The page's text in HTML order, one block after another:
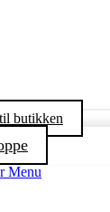
butikken